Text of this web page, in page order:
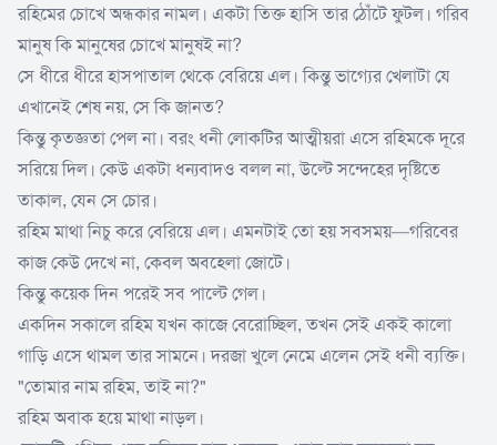
রহিমের চোখে অন্ধকার নামল। একটা তিক্ত হাসি তার ঠোঁটে ফুটল। গরিব
মানুষ কি মানুষের চোখে মানুষই না?
সে ধীরে ধীরে হাসপাতাল থেকে বেরিয়ে এল। কিন্তু ভাগ্যের খেলাটা যে
এখানেই শেষ নয়, সে কি জানত?
কিন্তু কৃতজ্ঞতা পেল না। বরং ধনী লোকটির আত্মীয়রা এসে রহিমকে দূরে
সরিয়ে দিল। কেউ একটা ধন্যবাদও বলল না, উল্টে সন্দেহের দৃষ্টিতে
তাকাল, যেন সে চোর।
রহিম মাথা নিচু করে বেরিয়ে এল। এমনটাই তো হয় সবসময়—গরিবের
কাজ কেউ দেখে না, কেবল অবহেলা জোটে।
কিন্তু কয়েক দিন পরেই সব পাল্টে গেল।
একদিন সকালে রহিম যখন কাজে বেরোচ্ছিল, তখন সেই একই কালো
গাড়ি এসে থামল তার সামনে। দরজা খুলে নেমে এলেন সেই ধনী ব্যক্তি।
"তোমার নাম রহিম, তাই না?"
রহিম অবাক হয়ে মাথা নাড়ল।